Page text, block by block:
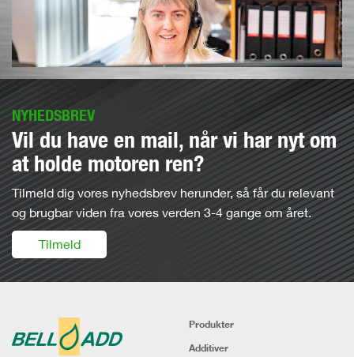
NYHEDSBREV
Vil du have en mail, når vi har nyt om
at holde motoren ren?
Tilmeld dig vores nyhedsbrev herunder, så får du relevant
og brugbar viden fra vores verden 3-4 gange om året.
Tilmeld
Produkter
Additiver